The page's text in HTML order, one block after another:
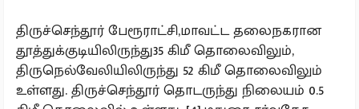
திருச்செந்தூர் பேரூராட்சி,மாவட்ட தலைநகரான
தூத்துக்குடியிலிருந்து35 கிமீ தொலைவிலும்,
திருநெல்வேலியிலிருந்து 52 கிமீ தொலைவிலும்
உள்ளது. திருச்செந்தூர் தொடருந்து நிலையம் 0.5